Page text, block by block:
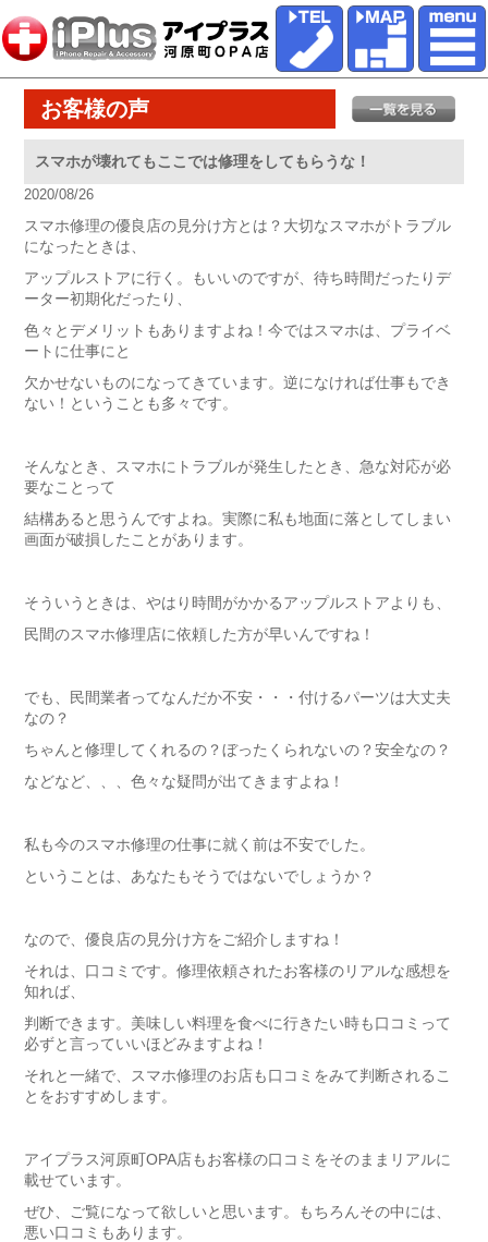
お客様の声
スマホが壊れてもここでは修理をしてもらうな！
2020/08/26
スマホ修理の優良店の見分け方とは？大切なスマホがトラブル
になったときは、
アップルストアに行く。もいいのですが、待ち時間だったりデ
ーター初期化だったり、
色々とデメリットもありますよね！今ではスマホは、プライベ
ートに仕事にと
欠かせないものになってきています。逆になければ仕事もでき
ない！ということも多々です。
そんなとき、スマホにトラブルが発生したとき、急な対応が必
要なことって
結構あると思うんですよね。実際に私も地面に落としてしまい
画面が破損したことがあります。
そういうときは、やはり時間がかかるアップルストアよりも、
民間のスマホ修理店に依頼した方が早いんですね！
でも、民間業者ってなんだか不安・・・付けるパーツは大丈夫
なの？
ちゃんと修理してくれるの？ぼったくられないの？安全なの？
などなど、、、色々な疑問が出てきますよね！
私も今のスマホ修理の仕事に就く前は不安でした。
ということは、あなたもそうではないでしょうか？
なので、優良店の見分け方をご紹介しますね！
それは、口コミです。修理依頼されたお客様のリアルな感想を
知れば、
判断できます。美味しい料理を食べに行きたい時も口コミって
必ずと言っていいほどみますよね！
それと一緒で、スマホ修理のお店も口コミをみて判断されるこ
とをおすすめします。
アイプラス河原町OPA店もお客様の口コミをそのままリアルに
載せています。
ぜひ、ご覧になって欲しいと思います。もちろんその中には、
悪い口コミもあります。